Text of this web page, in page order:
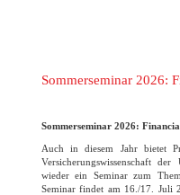
Hamburg. Der Verein
Sommerseminar 2026:
Sommerseminar 2026:
Auch in diesem Jahr bietet
Versicherungswissenschaft
wieder ein Seminar zum
Seminar findet am 16./17. Juli